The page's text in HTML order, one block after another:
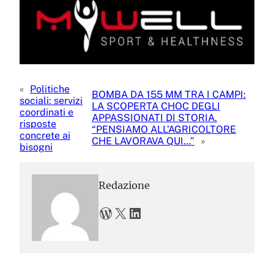
« Politiche
sociali: servizi
coordinati e
risposte
concrete ai
bisogni
BOMBA DA 155 MM TRA I CAMPI:
LA SCOPERTA CHOC DEGLI
APPASSIONATI DI STORIA.
“PENSIAMO ALL’AGRICOLTORE
CHE LAVORAVA QUI…”
»
Redazione
WordPress X LinkedIn